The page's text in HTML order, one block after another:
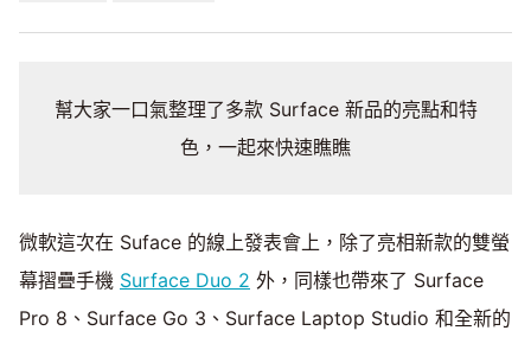
幫大家一口氣整理了多款 Surface 新品的亮點和特
色，一起來快速瞧瞧
微軟這次在 Suface 的線上發表會上，除了亮相新款的雙螢
幕摺疊手機 Surface Duo 2 外，同樣也帶來了 Surface
Pro 8、Surface Go 3、Surface Laptop Studio 和全新的